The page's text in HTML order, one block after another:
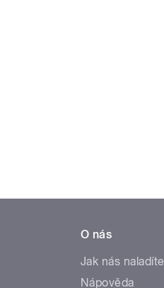
O nás
Jak nás naladíte
Nápověda